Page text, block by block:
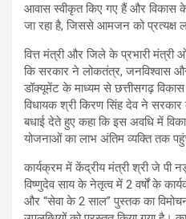
आवास स्वीकृत किए गए हैं और विकास
जा रहा है, जिससे आमजन को प्रत्यक्ष
वित्त मंत्री और जिले के प्रभारी मंत्री
कि सरकार ने लोकतंत्र, जनविश्वास
डॉक्यूमेंट के माध्यम से छत्तीसगढ़
विधायक श्री किरण सिंह देव ने सरकार
बधाई देते हुए कहा कि इस अवधि में
योजनाओं का लाभ अंतिम व्यक्ति तक
कार्यक्रम में केंद्रीय मंत्री श्री जे पी
विष्णुदेव साय के नेतृत्व में 2 वर्षों के
और “सेवा के 2 साल” पुस्तक का